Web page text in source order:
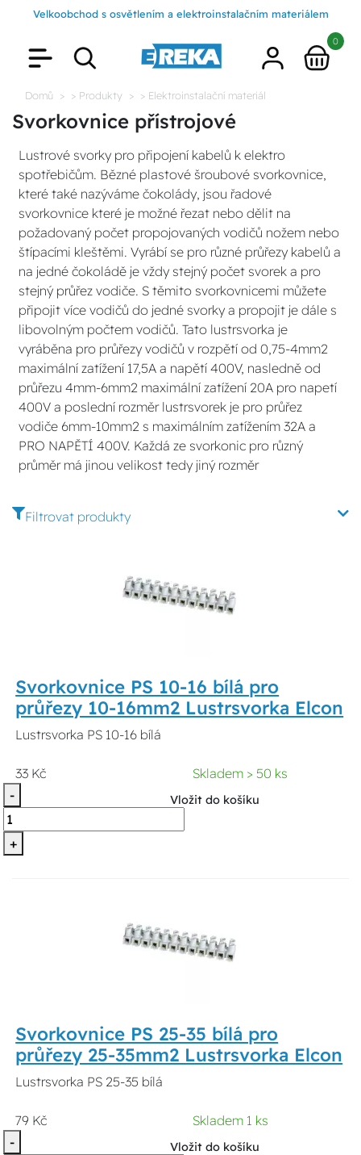
Velkoobchod s osvětlením a elektroinstalačním materiálem
0
Domů > Produkty > Elektroinstalační materiál
Svorkovnice přístrojové
Lustrové svorky pro připojení kabelů k elektro
spotřebičům. Bězné plastové šroubové svorkovnice,
které také nazýváme čokolády, jsou řadové
svorkovnice které je možné řezat nebo dělit na
požadovaný počet propojovaných vodičů nožem nebo
štípacími kleštěmi. Vyrábí se pro různé průřezy kabelů a
na jedné čokoládě je vždy stejný počet svorek a pro
stejný průřez vodiče. S těmito svorkovnicemi můžete
připojit více vodičů do jedné svorky a propojit je dále s
libovolným počtem vodičů. Tato lustrsvorka je
vyráběna pro průřezy vodičů v rozpětí od 0,75-4mm2
maximální zatížení 17,5A a napětí 400V, nasledně od
průřezu 4mm-6mm2 maximální zatížení 20A pro napetí
400V a poslední rozměr lustrsvorek je pro průřez
vodiče 6mm-10mm2 s maximálním zatížením 32A a
PRO NAPĚTÍ 400V. Každá ze svorkonic pro různý
průměr má jinou velikost tedy jiný rozměr
Filtrovat produkty
Svorkovnice PS 10-16 bílá pro
průřezy 10-16mm2 Lustrsvorka Elcon
Lustrsvorka PS 10-16 bílá
33 Kč
Skladem > 50 ks
-
+
Vložit do košíku
Svorkovnice PS 25-35 bílá pro
průřezy 25-35mm2 Lustrsvorka Elcon
Lustrsvorka PS 25-35 bílá
79 Kč
Skladem 1 ks
-
Vložit do košíku